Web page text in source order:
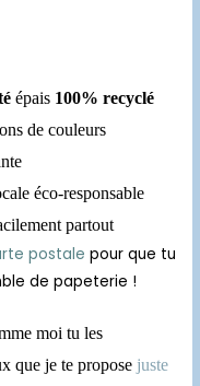
épais 100% recyclé
de couleurs
éco-responsable
partout
postale pour que tu
de papeterie !
moi tu les
que je te propose juste